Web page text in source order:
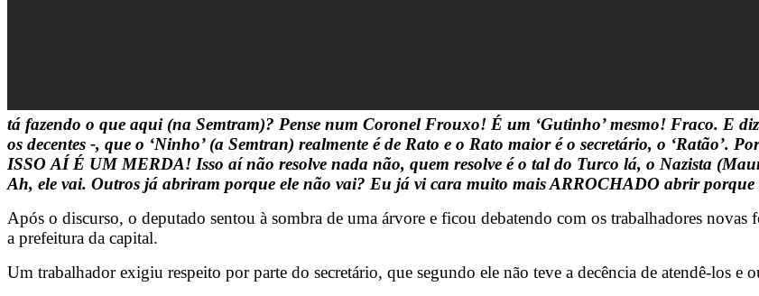
tá fazendo o que aqui (na Semtram)? Pense num Coronel Frouxo! É um ‘Gutinho’ mesmo! Fraco. E
os decentes -, que o ‘Ninho’ (a Semtran) realmente é de Rato e o Rato maior é o secretário, o ‘Ratão’.
ISSO AÍ É UM MERDA! Isso aí não resolve nada não, quem resolve é o tal do Turco lá, o Nazista
Ah, ele vai. Outros já abriram porque ele não vai? Eu já vi cara muito mais ARROCHADO abrir porque
Após o discurso, o deputado sentou à sombra de uma árvore e ficou debatendo com os trabalhadores novas
a prefeitura da capital.
Um trabalhador exigiu respeito por parte do secretário, que segundo ele não teve a decência de atendê-los e